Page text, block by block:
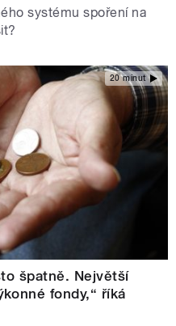
systému spoření na
20 minut
špatně. Největší
fondy,“ říká